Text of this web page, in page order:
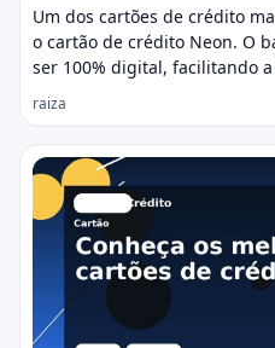
Um dos cartões de crédito
o cartão de crédito Neon. O
ser 100% digital, facilitando
raiza